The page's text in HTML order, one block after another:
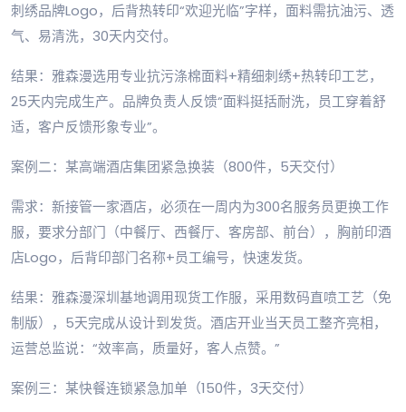
刺绣品牌Logo，后背热转印“欢迎光临”字样，面料需抗油污、透
气、易清洗，30天内交付。
结果：雅森漫选用专业抗污涤棉面料+精细刺绣+热转印工艺，
25天内完成生产。品牌负责人反馈“面料挺括耐洗，员工穿着舒
适，客户反馈形象专业”。
案例二：某高端酒店集团紧急换装（800件，5天交付）
需求：新接管一家酒店，必须在一周内为300名服务员更换工作
服，要求分部门（中餐厅、西餐厅、客房部、前台），胸前印酒
店Logo，后背印部门名称+员工编号，快速发货。
结果：雅森漫深圳基地调用现货工作服，采用数码直喷工艺（免
制版），5天完成从设计到发货。酒店开业当天员工整齐亮相，
运营总监说：“效率高，质量好，客人点赞。”
案例三：某快餐连锁紧急加单（150件，3天交付）